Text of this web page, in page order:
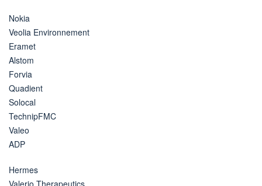
Nokia
Veolia Environnement
Eramet
Alstom
Forvia
Quadient
Solocal
TechnipFMC
Valeo
ADP
Hermes
Valerio Therapeutics